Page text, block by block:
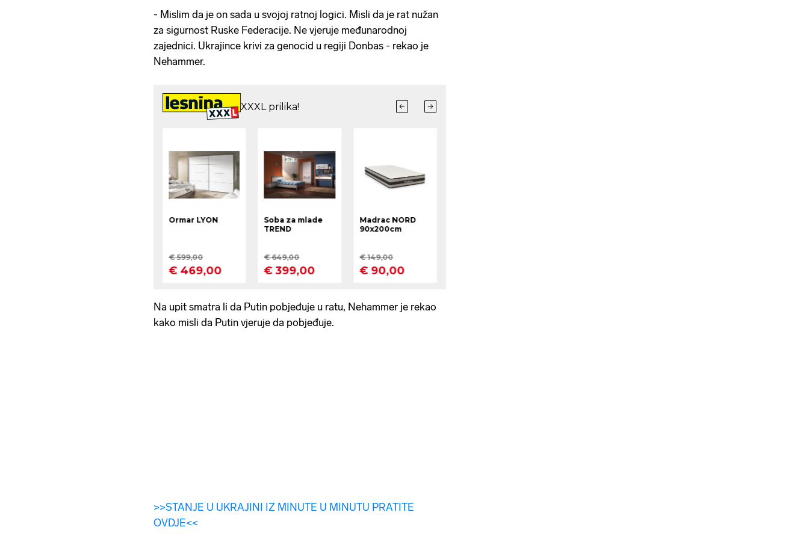
- Mislim da je on sada u svojoj ratnoj logici. Misli da je rat nužan
za sigurnost Ruske Federacije. Ne vjeruje međunarodnoj
zajednici. Ukrajince krivi za genocid u regiji Donbas - rekao je
Nehammer.
Na upit smatra li da Putin pobjeđuje u ratu, Nehammer je rekao
kako misli da Putin vjeruje da pobjeđuje.
>>STANJE U UKRAJINI IZ MINUTE U MINUTU PRATITE
OVDJE<<